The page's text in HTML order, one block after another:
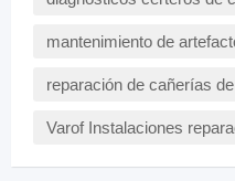
mantenimiento de
reparación de cañerías
Varof Instalaciones